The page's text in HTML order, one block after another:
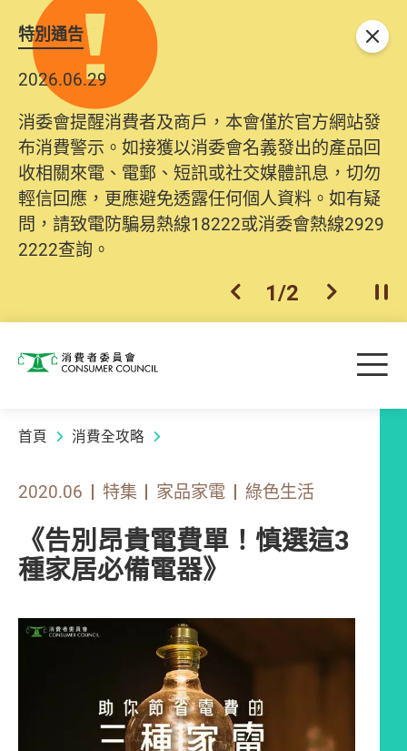
特別通告
2026.06.29
消委會提醒消費者及商戶，本會僅於官方網站發
布消費警示。如接獲以消委會名義發出的產品回
收相關來電、電郵、短訊或社交媒體訊息，切勿
輕信回應，更應避免透露任何個人資料。如有疑
問，請致電防騙易熱線18222或消委會熱線2929
2222查詢。
上一個
1/2 下一個開
關閉
消費者委員會 目
首頁 消費全攻略
2020.06 特集 家品家電 綠色生活
《告別昂貴電費單！慎選這3
種家居必備電器》